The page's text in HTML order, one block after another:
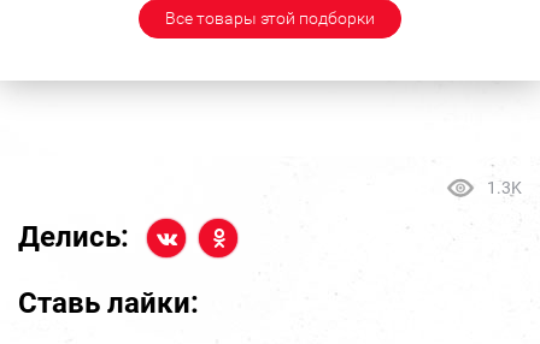
Все товары этой подборки
1.3K
Делись:
Ставь лайки: